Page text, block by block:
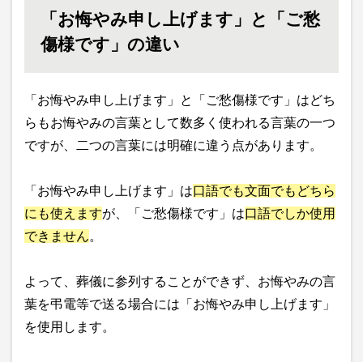
「お悔やみ申し上げます」と「ご愁
傷様です」の違い
「お悔やみ申し上げます」と「ご愁傷様です」はどち
らもお悔やみの言葉として数多く使われる言葉の一つ
ですが、二つの言葉には明確に違う点があります。
「お悔やみ申し上げます」は口語でも文面でもどちら
にも使えますが、「ご愁傷様です」は口語でしか使用
できません。
よって、葬儀に参列することができず、お悔やみの言
葉を弔電等で送る場合には「お悔やみ申し上げます」
を使用します。